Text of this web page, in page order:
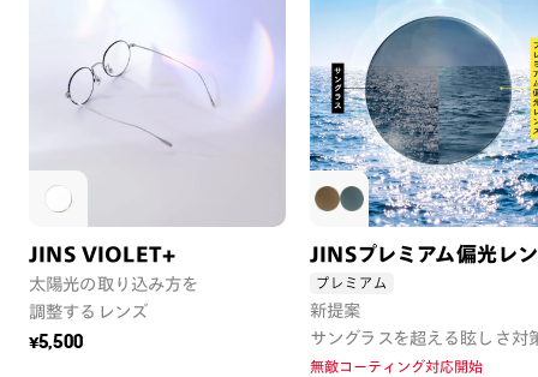
JINS VIOLET+
太陽光の取り込み方を
調整するレンズ
¥5,500
JINSプレミアム偏光レ
プレミアム
新提案
サングラスを超える眩しさ対
無敵コーティング対応開始